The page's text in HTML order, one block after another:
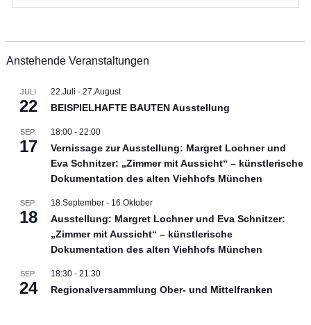
Anstehende Veranstaltungen
JULI
22
22.Juli - 27.August
BEISPIELHAFTE BAUTEN Ausstellung
SEP.
17
18:00- 22:00
Vernissage zur Ausstellung: Margret Lochner und
Eva Schnitzer: „Zimmer mit Aussicht“ – künstlerische
Dokumentation des alten Viehhofs München
SEP.
18
18.September- 16.Oktober
Ausstellung: Margret Lochner und Eva Schnitzer:
„Zimmer mit Aussicht“ – künstlerische
Dokumentation des alten Viehhofs München
SEP.
24
18:30- 21:30
Regionalversammlung Ober- und Mittelfranken